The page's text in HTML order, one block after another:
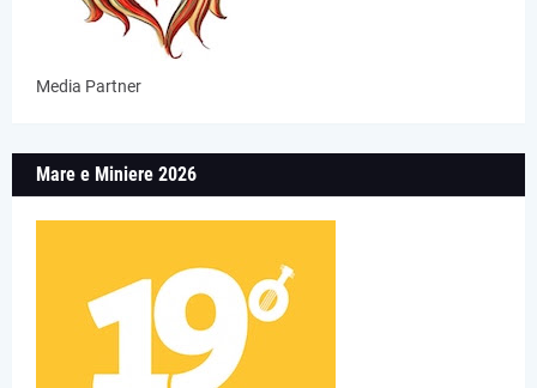
Media Partner
Mare e Miniere 2026